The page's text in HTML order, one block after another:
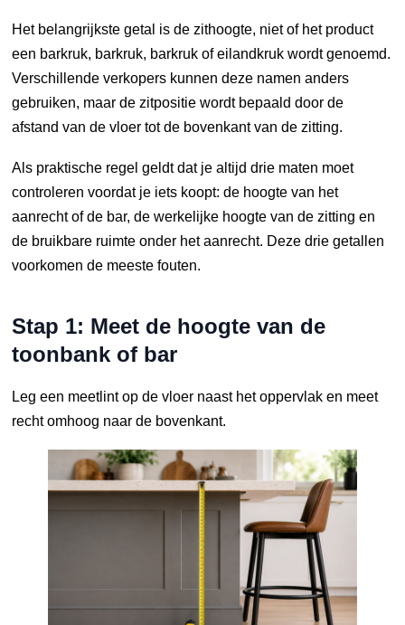
Het belangrijkste getal is de zithoogte, niet of het product
een barkruk, barkruk, barkruk of eilandkruk wordt genoemd.
Verschillende verkopers kunnen deze namen anders
gebruiken, maar de zitpositie wordt bepaald door de
afstand van de vloer tot de bovenkant van de zitting.
Als praktische regel geldt dat je altijd drie maten moet
controleren voordat je iets koopt: de hoogte van het
aanrecht of de bar, de werkelijke hoogte van de zitting en
de bruikbare ruimte onder het aanrecht. Deze drie getallen
voorkomen de meeste fouten.
Stap 1: Meet de hoogte van de
toonbank of bar
Leg een meetlint op de vloer naast het oppervlak en meet
recht omhoog naar de bovenkant.